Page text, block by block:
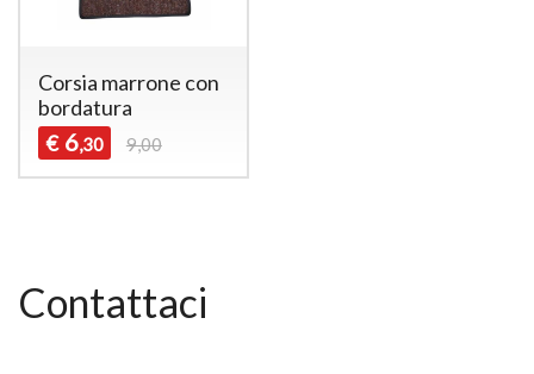
Corsia marrone con
bordatura
€ 6,30 9,00
Contattaci